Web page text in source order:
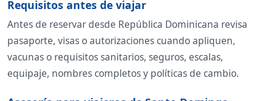
Requisitos antes de viajar
Antes de reservar desde República Dominicana revisa
pasaporte, visas o autorizaciones cuando apliquen,
vacunas o requisitos sanitarios, seguros, escalas,
equipaje, nombres completos y políticas de cambio.